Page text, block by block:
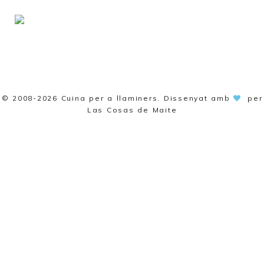
© 2008-2026 Cuina per a llaminers . Dissenyat amb
per
Las Cosas de Maite